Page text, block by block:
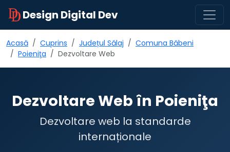
Design Digital Dev
Acasă Cuprins Județul Sălaj
Comuna Băbeni
Poieniţa
Dezvoltare Web
Dezvoltare Web în Poieniţa
Dezvoltare web la standarde
internaționale